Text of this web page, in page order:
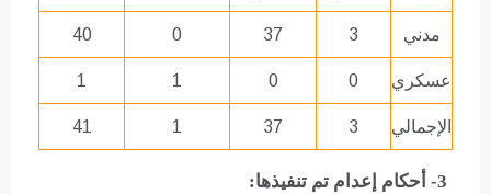
مدني 3
37
0
40
عسكري 0
0
1
1
الإجمالي 3
37
1
41
3- أحكام إعدام تم تنفيذها: